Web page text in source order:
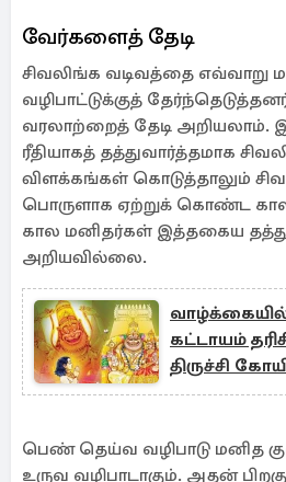
வேர்களைத் தேடி
சிவலிங்க வடிவத்தை எவ்வாறு
வழிபாட்டுக்குத்
வரலாற்றைத் தேடி அறியலாம்.
ரீதியாகத் தத்துவார்த்தமாக
விளக்கங்கள் கொடுத்தாலும்
பொருளாக ஏற்றுக் கொண்ட
கால மனிதர்கள் இத்தகைய
அறியவில்லை.
கட்டாயம்
திருச்சி
பெண் தெய்வ வழிபாடு மனித
உருவ வழிபாடாகும். அதன்